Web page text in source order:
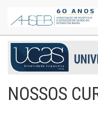
NOSSOS